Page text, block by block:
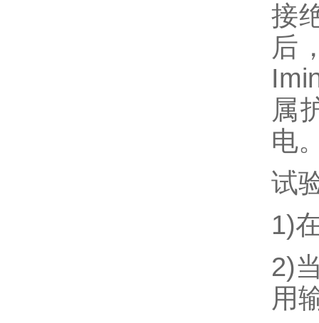
接
后
属
电
试
1)
2)
用